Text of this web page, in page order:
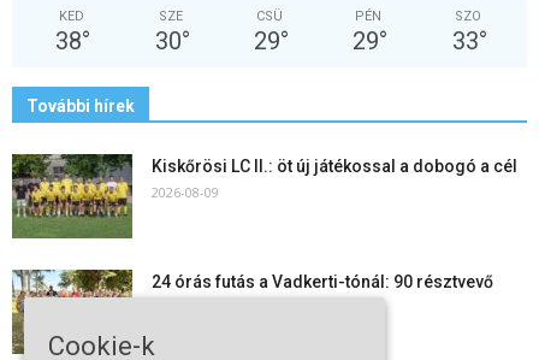
KED
38°
SZE
30°
CSÜ
29°
PÉN
29°
SZO
33°
További hírek
Kiskőrösi LC II.: öt új játékossal a dobogó a cél
2026-08-09
24 órás futás a Vadkerti-tónál: 90 résztvevő
Cookie-k